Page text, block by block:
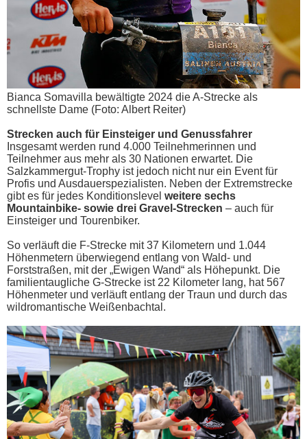
Bianca Somavilla bewältigte 2024 die A-Strecke als
schnellste Dame (Foto: Albert Reiter)
Strecken auch für Einsteiger und Genussfahrer
Insgesamt werden rund 4.000 Teilnehmerinnen und
Teilnehmer aus mehr als 30 Nationen erwartet. Die
Salzkammergut-Trophy ist jedoch nicht nur ein Event für
Profis und Ausdauerspezialisten. Neben der Extremstrecke
gibt es für jedes Konditionslevel weitere sechs
Mountainbike- sowie drei Gravel-Strecken – auch für
Einsteiger und Tourenbiker.
So verläuft die F-Strecke mit 37 Kilometern und 1.044
Höhenmetern überwiegend entlang von Wald- und
Forststraßen, mit der „Ewigen Wand“ als Höhepunkt. Die
familientaugliche G-Strecke ist 22 Kilometer lang, hat 567
Höhenmeter und verläuft entlang der Traun und durch das
wildromantische Weißenbachtal.